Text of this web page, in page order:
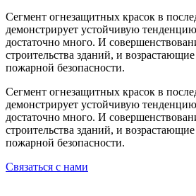
Сегмент огнезащитных красок в
демонстрирует устойчивую
достаточно много. И
строительства зданий, и
пожарной безопасности.
Сегмент огнезащитных красок в
демонстрирует устойчивую
достаточно много. И
строительства зданий, и
пожарной безопасности.
Связаться с нами